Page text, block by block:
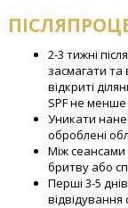
2-3 тижні
засмагати та
відкриті
SPF не менше
Уникати
оброблені
Між сеансами
бритву або
Перші 3-5 днів
відвідування